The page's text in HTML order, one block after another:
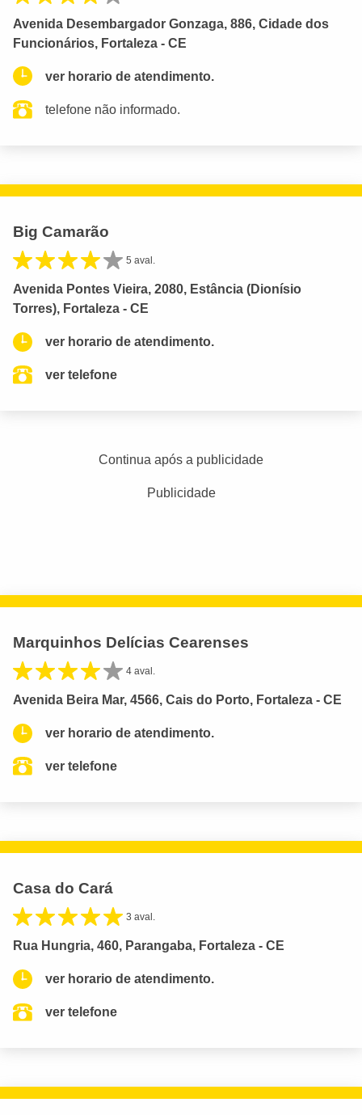
Avenida Desembargador Gonzaga, 886, Cidade dos
Funcionários, Fortaleza - CE
ver horario de atendimento.
telefone não informado.
Big Camarão
5 aval.
Avenida Pontes Vieira, 2080, Estância (Dionísio
Torres), Fortaleza - CE
ver horario de atendimento.
ver telefone
Continua após a publicidade
Publicidade
Marquinhos Delícias Cearenses
4 aval.
Avenida Beira Mar, 4566, Cais do Porto, Fortaleza - CE
ver horario de atendimento.
ver telefone
Casa do Cará
3 aval.
Rua Hungria, 460, Parangaba, Fortaleza - CE
ver horario de atendimento.
ver telefone